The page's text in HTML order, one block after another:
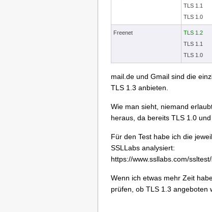
TLS 1.1
TLS 1.0
Freenet
TLS 1.2
TLS 1.1
TLS 1.0
mail.de und Gmail sind die
TLS 1.3 anbieten.
Wie man sieht, niemand
heraus, da bereits TLS 1.0
Für den Test habe ich die
SSLLabs analysiert:
https://www.ssllabs.com/
Wenn ich etwas mehr Zeit
prüfen, ob TLS 1.3 angeboten